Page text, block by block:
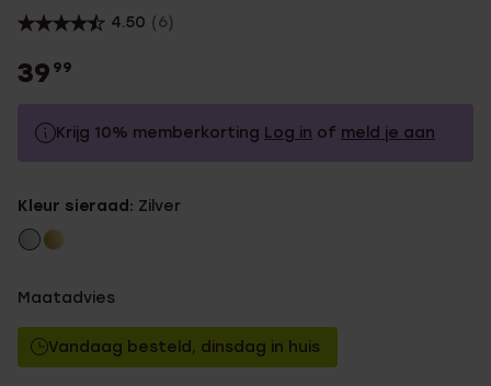
4.50 (6)
39 99
Krijg 10% memberkorting Log in of meld je aan
Zonder memberkorting
Kleur sieraad: Zilver
Maatadvies
Vandaag besteld, dinsdag in huis